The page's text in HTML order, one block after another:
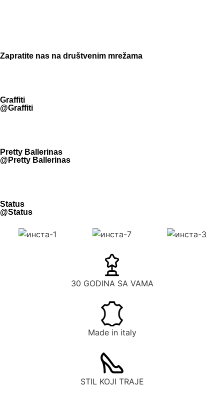
Zapratite nas na društvenim mrežama
Graffiti
@Graffiti
Pretty Ballerinas
@Pretty Ballerinas
Status
@Status
30 GODINA SA VAMA
Made in italy
STIL KOJI TRAJE